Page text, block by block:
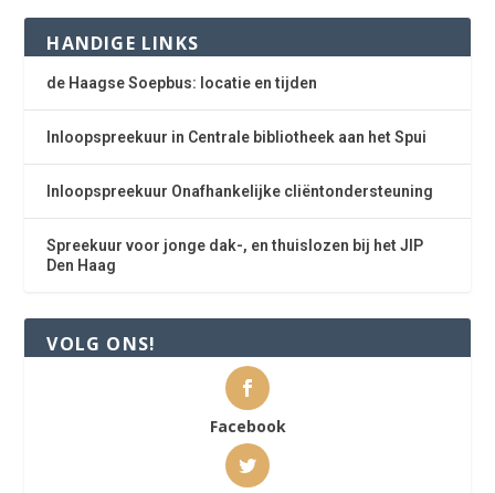
HANDIGE LINKS
de Haagse Soepbus: locatie en tijden
Inloopspreekuur in Centrale bibliotheek aan het Spui
Inloopspreekuur Onafhankelijke cliëntondersteuning
Spreekuur voor jonge dak-, en thuislozen bij het JIP
Den Haag
VOLG ONS!
Facebook